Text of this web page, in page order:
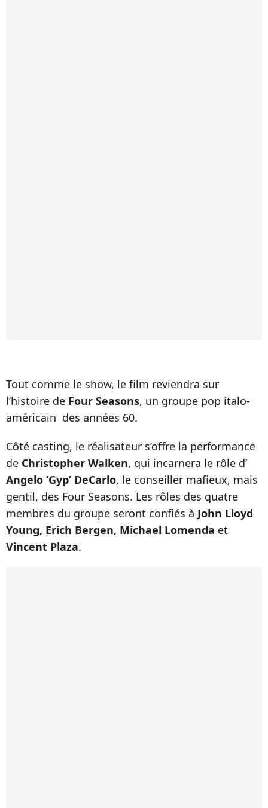
Tout comme le show, le film reviendra sur
l’histoire de Four Seasons, un groupe pop italo-
américain des années 60.
Côté casting, le réalisateur s’offre la performance
de Christopher Walken, qui incarnera le rôle d’
Angelo ‘Gyp’ DeCarlo, le conseiller mafieux, mais
gentil, des Four Seasons. Les rôles des quatre
membres du groupe seront confiés à John Lloyd
Young, Erich Bergen, Michael Lomenda et
Vincent Plaza.